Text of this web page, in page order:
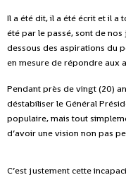
Il a été dit, il a été écrit et il
été par le passé, sont de
dessous des aspirations du
en mesure de répondre aux
Pendant près de vingt (20)
déstabiliser le Général
populaire, mais tout
d’avoir une vision non pas
C’est justement cette